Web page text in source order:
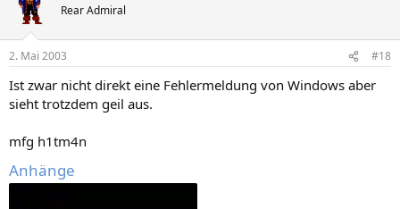
Rear Admiral
2. Mai 2003 #18
Ist zwar nicht direkt eine Fehlermeldung von Windows aber
sieht trotzdem geil aus.
mfg h1tm4n
Anhänge